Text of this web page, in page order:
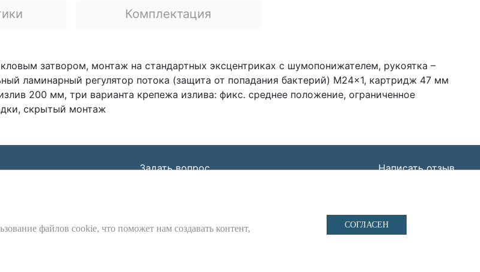
Комплектация
затвором, монтаж на стандартных эксцентриках с шумопонижателем, рукоятка –
ламинарный регулятор потока (защита от попадания бактерий) M24x1, картридж 47 мм
200 мм, три варианта крепежа излива: фикс. среднее положение, ограниченное
скрытый монтаж
Задать вопрос Написать отзыв
115162, г. Москва, Шаболовка ул., д. 31 Б
наших
файлов cookie, что поможет нам создавать контент,
СОГЛАСЕН